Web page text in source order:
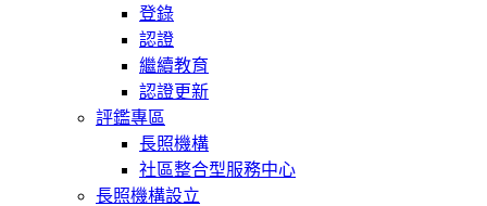
登錄
認證
繼續教育
認證更新
評鑑專區
長照機構
社區整合型服務中心
長照機構設立